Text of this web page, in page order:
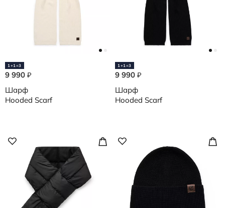
1+1=3
9 990 ₽
Шарф
Hooded Scarf
1+1=3
9 990 ₽
Шарф
Hooded Scarf